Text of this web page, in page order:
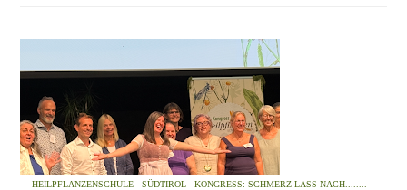
HEILPFLANZENSCHULE - SÜDTIROL - KONGRESS: SCHMERZ LASS NACH........